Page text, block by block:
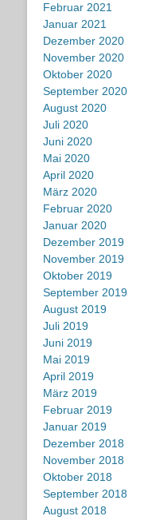
Februar 2021
Januar 2021
Dezember 2020
November 2020
Oktober 2020
September 2020
August 2020
Juli 2020
Juni 2020
Mai 2020
April 2020
März 2020
Februar 2020
Januar 2020
Dezember 2019
November 2019
Oktober 2019
September 2019
August 2019
Juli 2019
Juni 2019
Mai 2019
April 2019
März 2019
Februar 2019
Januar 2019
Dezember 2018
November 2018
Oktober 2018
September 2018
August 2018